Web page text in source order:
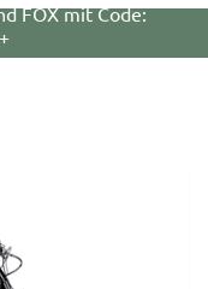
FOX mit Code: